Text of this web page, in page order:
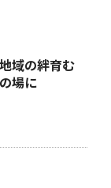
域の絆育む
場に